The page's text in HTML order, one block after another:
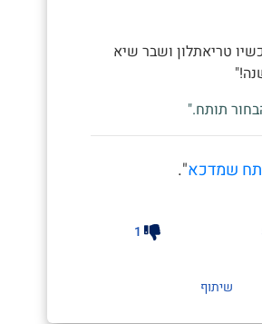
טריאתלון ושבר שיא
תותח."
שמדכא".
1
שיתוף